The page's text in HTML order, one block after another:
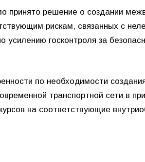
принято решение о создании
рискам, связанных с
госконтроля за
по необходимости
транспортной сети в
на соответствующие